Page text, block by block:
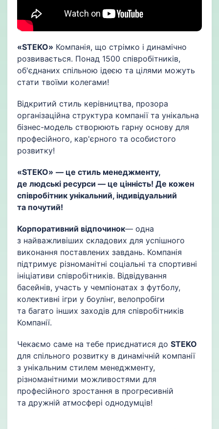
«STEKO» Компанія, що стрімко і динамічно
розвивається. Понад 1500 співробітників,
об'єднаних спільною ідеєю та цілями можуть
стати твоїми колегами!
Відкритий стиль керівництва, прозора
організаційна структура компанії та унікальна
бізнес-модель створюють гарну основу для
професійного, кар'єрного та особистого
розвитку!
«STEKO» — це стиль менеджменту,
де людські ресурси — це цінність! Де кожен
співробітник унікальний, індивідуальний
та почутий!
Корпоративний відпочинок— одна
з найважливіших складових для успішного
виконання поставлених завдань. Компанія
підтримує різноманітні соціальні та спортивні
ініціативи співробітників. Відвідування
басейнів, участь у чемпіонатах з футболу,
колективні ігри у боулінг, велопробіги
та багато інших заходів для співробітників
Компанії.
Чекаємо саме на тебе приєднатися до STEKO
для спільного розвитку в динамічній компанії
з унікальним стилем менеджменту,
різноманітними можливостями для
професійного зростання в прогресивній
та дружній атмосфері однодумців!